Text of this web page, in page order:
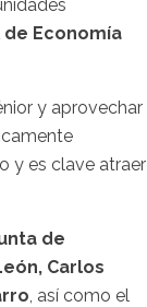
Economía
y aprovechar
y es clave atraer
de
Carlos
, así como el